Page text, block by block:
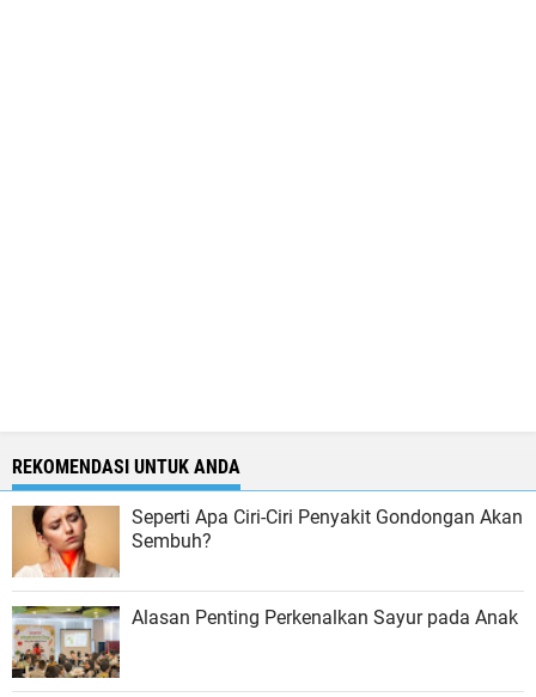
REKOMENDASI UNTUK ANDA
Seperti Apa Ciri-Ciri Penyakit Gondongan Akan
Sembuh?
Alasan Penting Perkenalkan Sayur pada Anak